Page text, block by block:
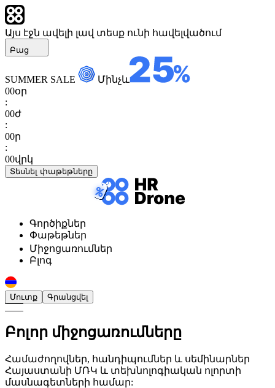
Այս էջն ավելի լավ տեսք ունի հավելվածում
Բաց
SUMMER SALE
Մինչև
00օր
:
00ժ
:
00ր
:
00վրկ
Տեսնել փաթեթները
Գործիքներ
Փաթեթներ
Միջոցառումներ
Բլոգ
Մուտք Գրանցվել
Բոլոր միջոցառումները
Համաժողովներ, հանդիպումներ և սեմինարներ
Հայաստանի ՄՌԿ և տեխնոլոգիական ոլորտի
մասնագետների համար: